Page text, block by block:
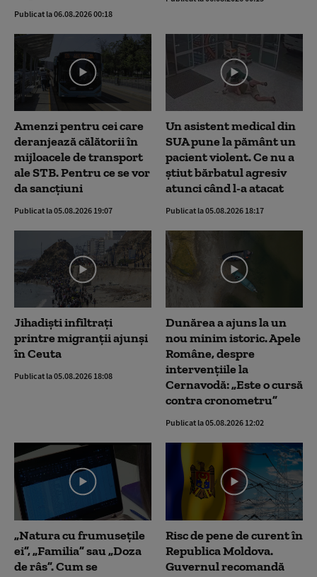
Publicat la 06.08.2026 00:18
Amenzi pentru cei care
deranjează călătorii în
mijloacele de transport
ale STB. Pentru ce se vor
da sancțiuni
Publicat la 05.08.2026 19:07
Un asistent medical din
SUA pune la pământ un
pacient violent. Ce nu a
știut bărbatul agresiv
atunci când l-a atacat
Publicat la 05.08.2026 18:17
Jihadiști infiltrați
printre migranții ajunși
în Ceuta
Publicat la 05.08.2026 18:08
Dunărea a ajuns la un
nou minim istoric. Apele
Române, despre
intervențiile la
Cernavodă: „Este o cursă
contra cronometru”
Publicat la 05.08.2026 12:02
„Natura cu frumusețile
ei”, „Familia” sau „Doza
de râs”. Cum se
Risc de pene de curent în
Republica Moldova.
Guvernul recomandă